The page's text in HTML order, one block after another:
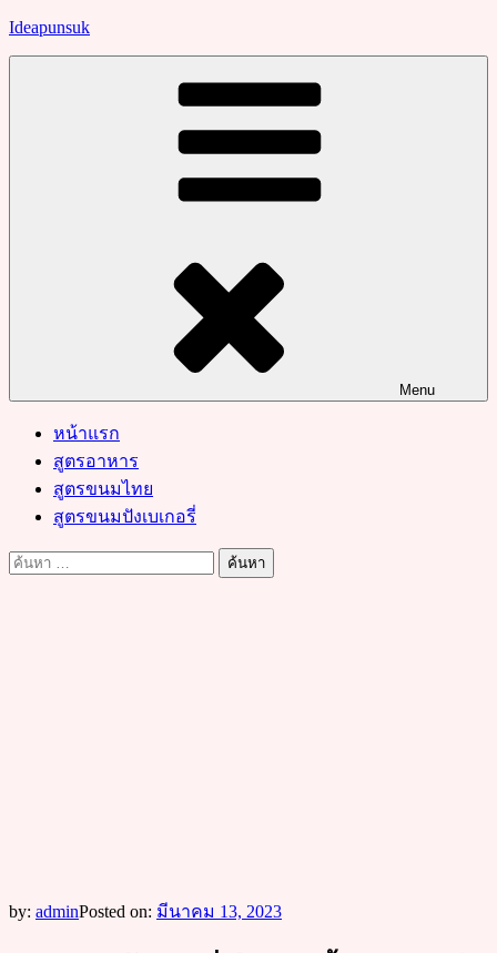
Skip
Ideapunsuk
Menu
หน้าแรก
สูตรอาหาร
สูตรขนมไทย
สูตรขนมปังเบเกอรี่
ค้นหา
by: adminPosted on: มีนาคม 13, 2023